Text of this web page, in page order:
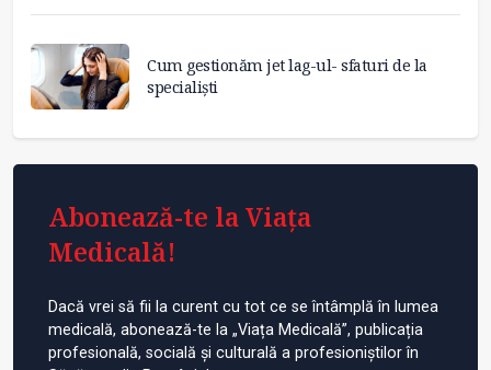
Cum gestionăm jet lag-ul- sfaturi de la
specialiști
Abonează-te la Viața
Medicală!
Dacă vrei să fii la curent cu tot ce se întâmplă în lumea
medicală, abonează-te la „Viața Medicală”, publicația
profesională, socială și culturală a profesioniștilor în